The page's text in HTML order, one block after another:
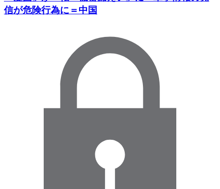
信が危険行為に＝中国